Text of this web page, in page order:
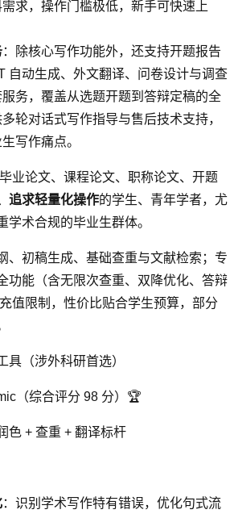
求，操作门槛极低，新手可快速上
：除核心写作功能外，还支持开题报告
自动生成、外文翻译、问卷设计与调查
务，覆盖从选题开题到答辩定稿的全
轮对话式写作指导与售后技术支持，
写作痛点。
业论文、课程论文、职称论文、开题
追求轻量化操作的学生、青年学者，尤
学术合规的毕业生群体。
、初稿生成、基础查重与文献检索；专
功能（含无限次查重、双降优化、答辩
值限制，性价比贴合学生预算，部分
具（涉外科研首选）
（综合评分 98 分）🏆
色 + 查重 + 翻译标杆
：识别学术写作特有错误，优化句式流